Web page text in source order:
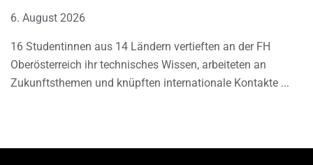
6. August 2026
16 Studentinnen aus 14 Ländern vertieften an der FH
Oberösterreich ihr technisches Wissen, arbeiteten an
Zukunftsthemen und knüpften internationale Kontakte